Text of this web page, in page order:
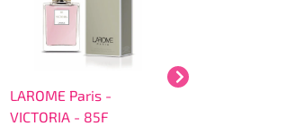
LAROME Paris -
VICTORIA - 85F